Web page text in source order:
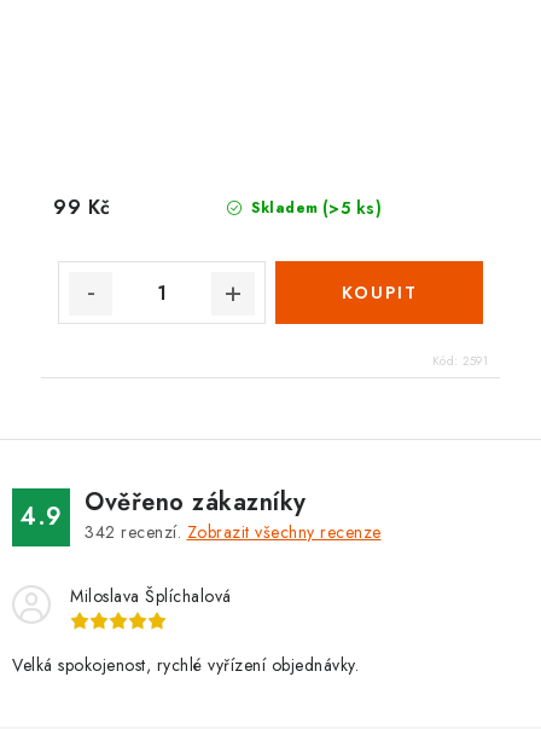
Skladem (>5 ks)
99 Kč
Kód: 2591
4.9 Ověřeno zákazníky
342 recenzí. Zobrazit všechny recenze
Miloslava Šplíchalová
Velká spokojenost, rychlé vyřízení objednávky.